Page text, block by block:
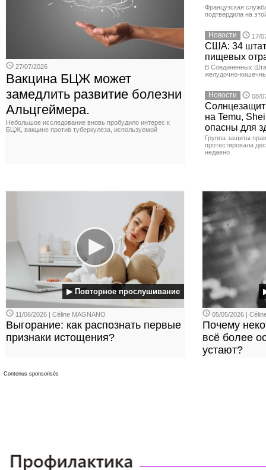
27/07/2026
Вакцина БЦЖ может
замедлить развитие болезни
Альцгеймера.
Небольшое исследование вновь пробудило интерес к
БЦЖ, вакцине против туберкулеза, используемой
Французская
подтвердила на
Новости 17/
США: 34
пищевых
В Соединенных
желудочно-
Новости 08/
на Temu,
опасны для
Группа защиты
протестировала
недавно
▶ Повторное прослушивание
11/06/2026 | Céline MAGNANO
Выгорание: как распознать первые
признаки истощения?
05/05/2026 |
Почему
всё более
устают?
Contenus sponsorisés